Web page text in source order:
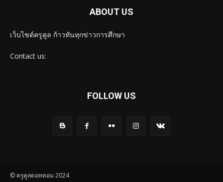
ABOUT US
เว็บไซต์ครูคูล ก้าวทันทุกข่าวการศึกษา
Contact us:
FOLLOW US
© ครูคูลดอทคอม 2024